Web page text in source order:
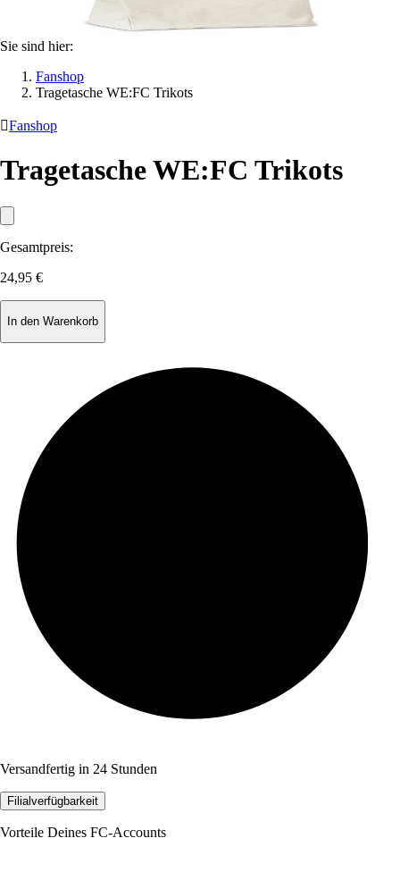
Sie sind hier:
Fanshop
Tragetasche WE:FC Trikots
Fanshop
Tragetasche WE:FC Trikots
Gesamtpreis:
24,95 €
In den Warenkorb
Versandfertig in 24 Stunden
Filialverfügbarkeit
Vorteile Deines FC-Accounts